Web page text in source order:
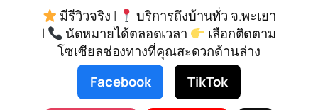
มีรีวิวจริง |
บริการถึงบ้านทั่ว จ.พะเยา
|
นัดหมายได้ตลอดเวลา
เลือกติดตาม
โซเซียลช่องทางที่คุณสะดวกด้านล่าง
Facebook
TikTok